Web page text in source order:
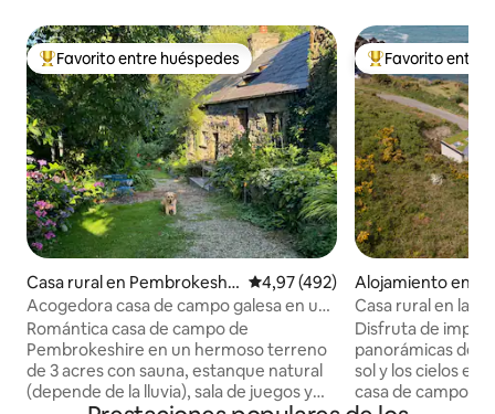
Favorito entre los huéspedes más destacados
Favorito entre huéspedes
Casa rural en Pembrokeshir
e
Calificación promedio: 4,97 de
4,97 (492)
Acogedora casa de campo galesa en un
terreno idílico de 3 acres
Romántica casa de campo de
Pembrokeshire en un hermoso terreno
de 3 acres con sauna, estanque natural
(depende de la lluvia), sala de juegos y
Favorito entre
Favorito entre
Alojamiento en
Casa rural en la
con vistas
Disfruta de
panorámicas de
sol y los cielos
casa de campo